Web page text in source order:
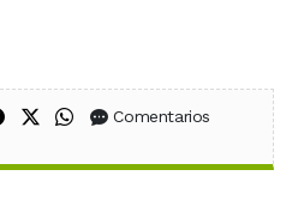
Compartir en Facebook
Compartir en X (Twitter)
Compartir en WhatsApp
Comentarios